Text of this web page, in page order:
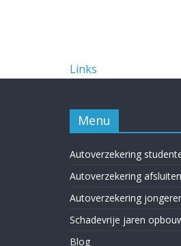
Links
Menu
Autoverzekering
Autoverzekering afsluiten
Autoverzekering
Schadevrije jaren
Blog